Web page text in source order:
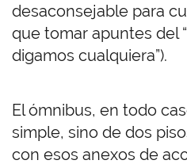
desaconsejable para
que tomar apuntes del
digamos cualquiera”).
El ómnibus, en todo
simple, sino de dos
con esos anexos de